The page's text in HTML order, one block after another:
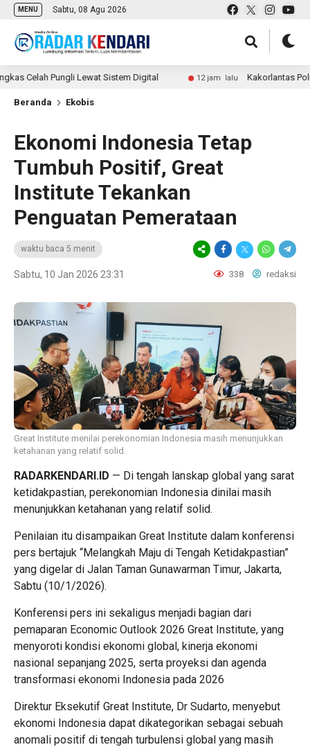
MENU Sabtu, 08 Agu 2026
Lewat Sistem Digital 12 jam lalu Kakorlantas Polri Imbau
Beranda Ekobis
Ekonomi Indonesia Tetap
Tumbuh Positif, Great
Institute Tekankan
Penguatan Pemerataan
waktu baca 5 menit
Sabtu, 10 Jan 2026 23:31 338 redaksi
Great Institute menilai perekonomian Indonesia masih menunjukkan
ketahanan yang relatif solid.
RADARKENDARI.ID — Di tengah lanskap global yang sarat
ketidakpastian, perekonomian Indonesia dinilai masih
menunjukkan ketahanan yang relatif solid.
Penilaian itu disampaikan Great Institute dalam konferensi
pers bertajuk “Melangkah Maju di Tengah Ketidakpastian”
yang digelar di Jalan Taman Gunawarman Timur, Jakarta,
Sabtu (10/1/2026).
Konferensi pers ini sekaligus menjadi bagian dari
pemaparan Economic Outlook 2026 Great Institute, yang
menyoroti kondisi ekonomi global, kinerja ekonomi
nasional sepanjang 2025, serta proyeksi dan agenda
transformasi ekonomi Indonesia pada 2026
Direktur Eksekutif Great Institute, Dr Sudarto, menyebut
ekonomi Indonesia dapat dikategorikan sebagai sebuah
anomali positif di tengah turbulensi global yang masih